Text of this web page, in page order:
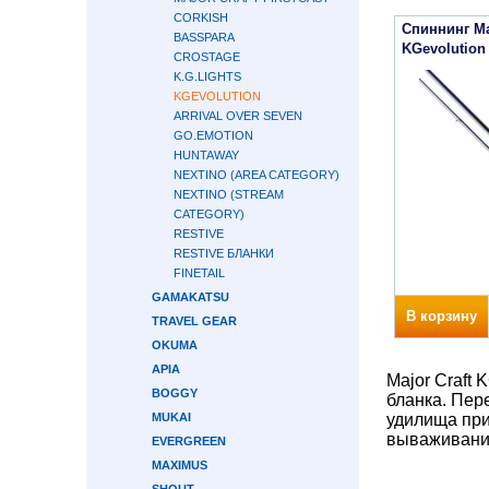
CORKISH
BASSPARA
CROSTAGE
K.G.LIGHTS
KGEVOLUTION
ARRIVAL OVER SEVEN
GO.EMOTION
HUNTAWAY
NEXTINO (AREA CATEGORY)
NEXTINO (STREAM
CATEGORY)
RESTIVE
RESTIVE БЛАНКИ
FINETAIL
GAMAKATSU
TRAVEL GEAR
OKUMA
APIA
BOGGY
MUKAI
EVERGREEN
MAXIMUS
Спиннинг
KGevolution
В корзину
Major Craft
бланка.
удилища